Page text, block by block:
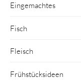
Eingemachtes
Fisch
Fleisch
Frühstücksideen